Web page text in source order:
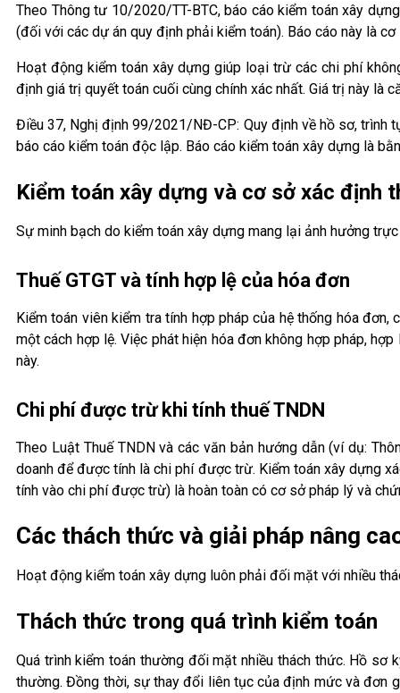
Theo Thông tư 10/2020/TT-BTC, báo cáo kiểm toán xây
(đối với các dự án quy định phải kiểm toán). Báo cáo này là
Hoạt động kiểm toán xây dựng giúp loại trừ các chi phí
định giá trị quyết toán cuối cùng chính xác nhất. Giá trị này là
Điều 37, Nghị định 99/2021/NĐ-CP: Quy định về hồ sơ, trình
báo cáo kiểm toán độc lập. Báo cáo kiểm toán xây dựng là
Kiểm toán xây dựng và cơ sở xác định
Sự minh bạch do kiểm toán xây dựng mang lại ảnh hưởng
Thuế GTGT và tính hợp lệ của hóa đơn
Kiểm toán viên kiểm tra tính hợp pháp của hệ thống hóa
một cách hợp lệ. Việc phát hiện hóa đơn không hợp pháp,
này.
Chi phí được trừ khi tính thuế TNDN
Theo Luật Thuế TNDN và các văn bản hướng dẫn (ví dụ:
doanh để được tính là chi phí được trừ. Kiểm toán xây dựng
tính vào chi phí được trừ) là hoàn toàn có cơ sở pháp lý và
Các thách thức và giải pháp nâng
Hoạt động kiểm toán xây dựng luôn phải đối mặt với nhiều
Thách thức trong quá trình kiểm toán
Quá trình kiểm toán thường đối mặt nhiều thách thức. Hồ
thường. Đồng thời, sự thay đổi liên tục của định mức và đơn